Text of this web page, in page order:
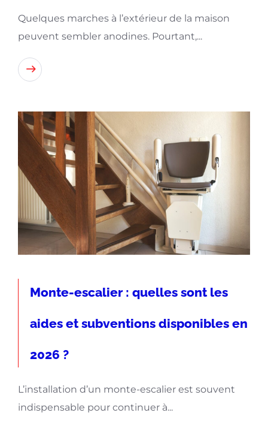
Quelques marches à l’extérieur de la maison
peuvent sembler anodines. Pourtant,...
Monte-escalier : quelles sont les
aides et subventions disponibles en
2026 ?
L’installation d’un monte-escalier est souvent
indispensable pour continuer à...